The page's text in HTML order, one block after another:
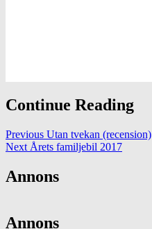
Continue Reading
Previous Utan tvekan (recension)
Next Årets familjebil 2017
Annons
Annons